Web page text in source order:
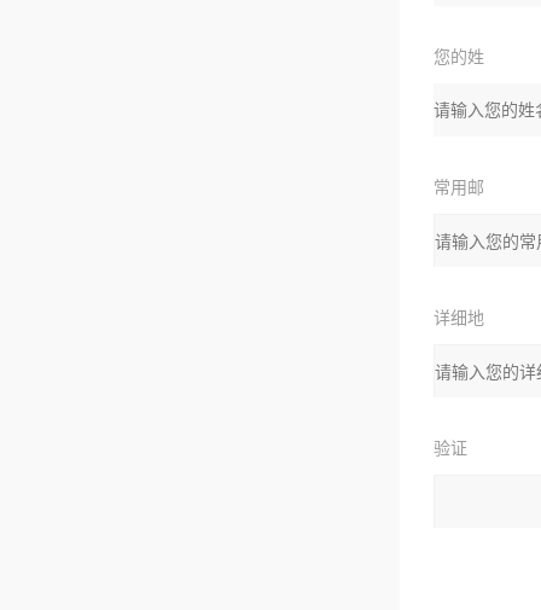
您的姓
名：
常用邮
箱：
详细地
址：
验证